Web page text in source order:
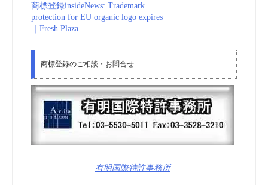
商標登録insideNews: Trademark
protection for EU organic logo expires
｜Fresh Plaza
商標登録のご相談・お問合せ
有明国際特許事務所